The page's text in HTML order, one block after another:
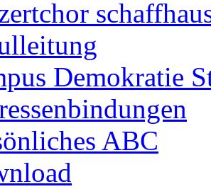
Demokratie
ABC